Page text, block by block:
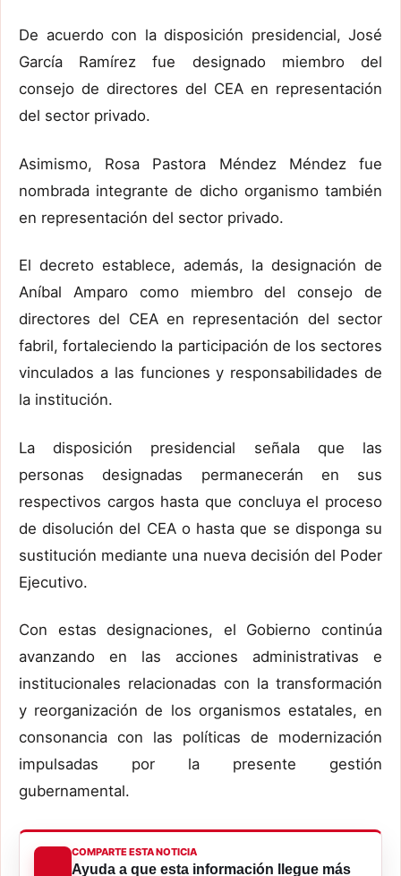
De acuerdo con la disposición presidencial, José
García Ramírez fue designado miembro del
consejo de directores del CEA en representación
del sector privado.
Asimismo, Rosa Pastora Méndez Méndez fue
nombrada integrante de dicho organismo también
en representación del sector privado.
El decreto establece, además, la designación de
Aníbal Amparo como miembro del consejo de
directores del CEA en representación del sector
fabril, fortaleciendo la participación de los sectores
vinculados a las funciones y responsabilidades de
la institución.
La disposición presidencial señala que las
personas designadas permanecerán en sus
respectivos cargos hasta que concluya el proceso
de disolución del CEA o hasta que se disponga su
sustitución mediante una nueva decisión del Poder
Ejecutivo.
Con estas designaciones, el Gobierno continúa
avanzando en las acciones administrativas e
institucionales relacionadas con la transformación
y reorganización de los organismos estatales, en
consonancia con las políticas de modernización
impulsadas por la presente gestión
gubernamental.
COMPARTE ESTA NOTICIA
Ayuda a que esta información llegue más